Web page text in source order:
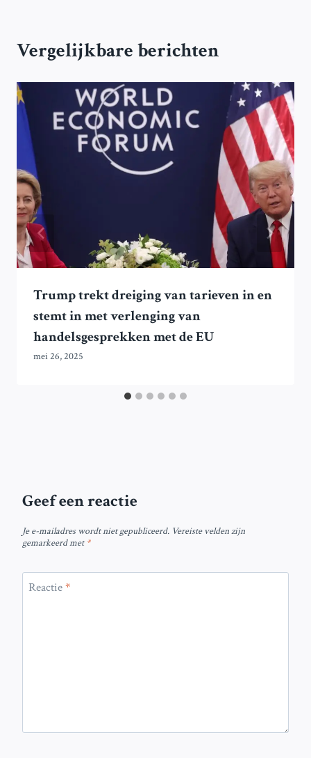
Vergelijkbare berichten
Trump trekt dreiging van tarieven in en
stemt in met verlenging van
handelsgesprekken met de EU
mei 26, 2025
Geef een reactie
Je e-mailadres wordt niet gepubliceerd. Vereiste velden zijn
gemarkeerd met*
Reactie*